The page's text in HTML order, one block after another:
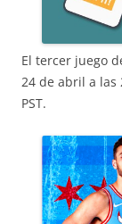
El tercer juego
24 de abril a las
PST.